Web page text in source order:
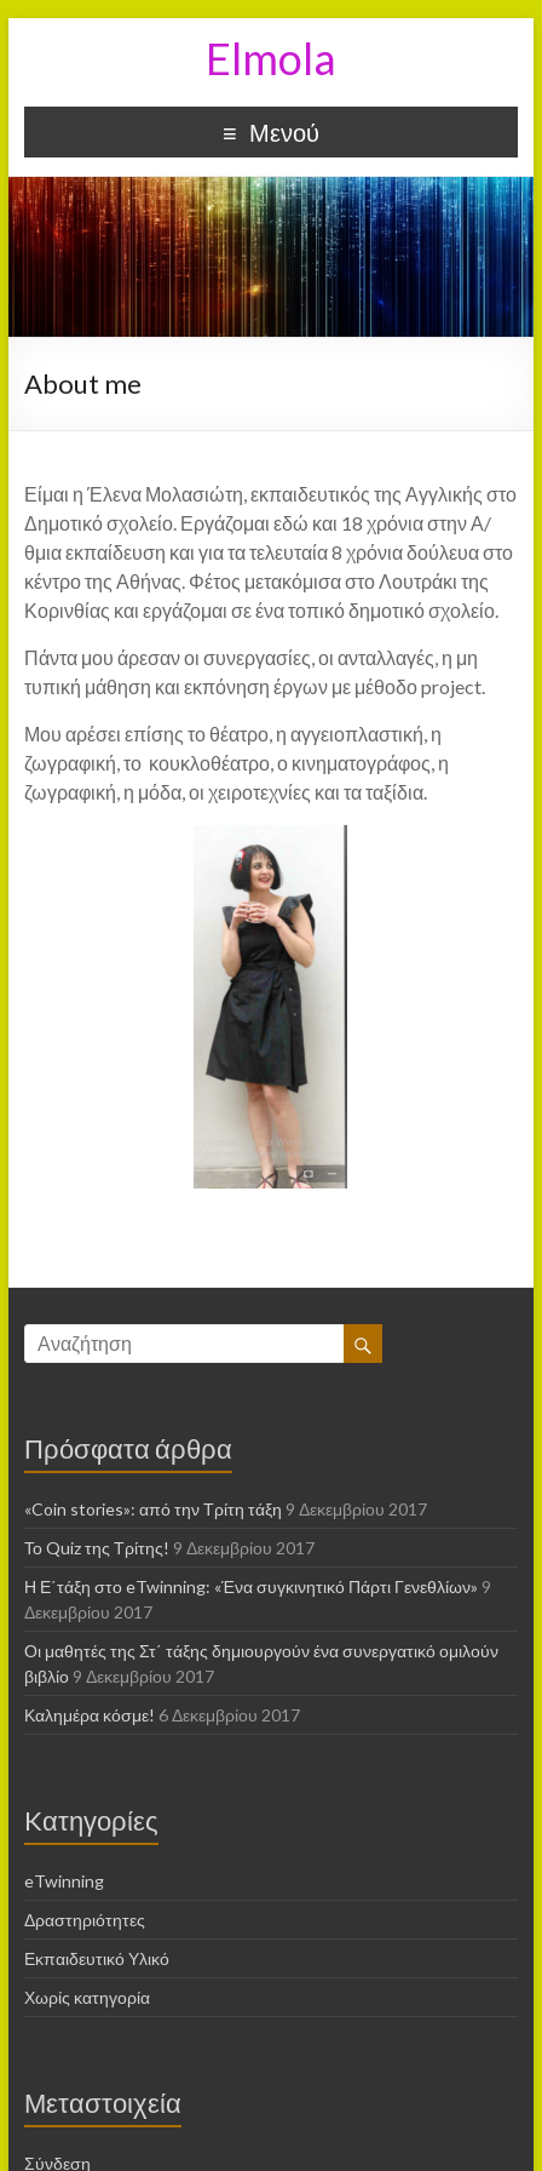
Elmola
Μενού
About me
Είμαι η Έλενα Μολασιώτη, εκπαιδευτικός της Αγγλικής στο
Δημοτικό σχολείο. Εργάζομαι εδώ και 18 χρόνια στην Α/
θμια εκπαίδευση και για τα τελευταία 8 χρόνια δούλευα στο
κέντρο της Αθήνας. Φέτος μετακόμισα στο Λουτράκι της
Κορινθίας και εργάζομαι σε ένα τοπικό δημοτικό σχολείο.
Πάντα μου άρεσαν οι συνεργασίες, οι ανταλλαγές, η μη
τυπική μάθηση και εκπόνηση έργων με μέθοδο project.
Μου αρέσει επίσης το θέατρο, η αγγειοπλαστική, η
ζωγραφική, το κουκλοθέατρο, ο κινηματογράφος, η
ζωγραφική, η μόδα, οι χειροτεχνίες και τα ταξίδια.
Πρόσφατα άρθρα
«Coin stories»: από την Τρίτη τάξη 9 Δεκεμβρίου 2017
Το Quiz της Τρίτης! 9 Δεκεμβρίου 2017
Η Ε΄τάξη στο eTwinning: «Ένα συγκινητικό Πάρτι Γενεθλίων» 9
Δεκεμβρίου 2017
Οι μαθητές της Στ΄ τάξης δημιουργούν ένα συνεργατικό ομιλούν
βιβλίο 9 Δεκεμβρίου 2017
Καλημέρα κόσμε! 6 Δεκεμβρίου 2017
Kατηγορίες
eTwinning
Δραστηριότητες
Εκπαιδευτικό Υλικό
Χωρίς κατηγορία
Μεταστοιχεία
Σύνδεση